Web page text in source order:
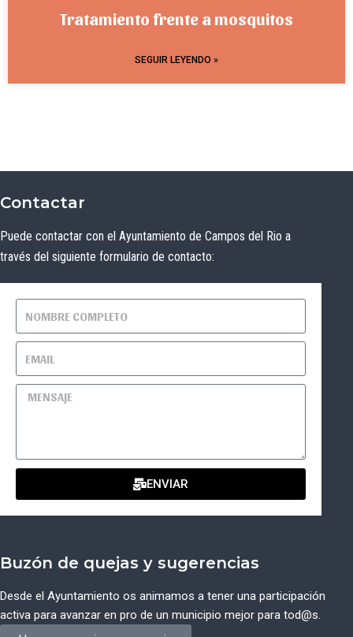
Tratamiento frente a mosquitos
SEGUIR LEYENDO »
Contactar
Puede contactar con el Ayuntamiento de Campos del Rio a
través del siguiente formulario de contacto:
ENVIAR
Buzón de quejas y sugerencias
Desde el Ayuntamiento os animamos a tener una participación
activa para avanzar en pro de un municipio mejor para tod@s.